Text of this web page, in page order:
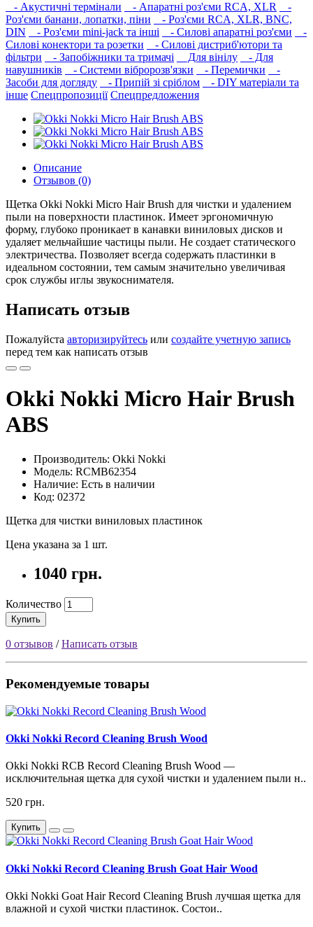
- Акустичні термінали - Апаратні роз'єми RCA, XLR
-
Роз'єми банани, лопатки, піни
- Роз'єми RCA, XLR, BNC,
DIN
- Роз'єми mini-jack та інші - Силові апаратні роз'єми
-
Силові конектори та розетки
- Силові дистриб'ютори та
фільтри
- Запобіжники та тримачі Для вінілу
- Для
навушників‎
- Системи вібророзв'язки - Перемички
-
Засоби для догляду
- Припій зі сріблом
- DIY матеріали та
інше Спецпропозиції Спецпредложения
Описание
Отзывов (0)
Щетка Okki Nokki Micro Hair Brush для чистки и удалением
пыли на поверхности пластинок. Имеет эргономичную
форму, глубоко проникает в канавки виниловых дисков и
удаляет мельчайшие частицы пыли. Не создает статического
электричества. Позволяет всегда содержать пластинки в
идеальном состоянии, тем самым значительно увеличивая
срок службы иглы звукоснимателя.
Написать отзыв
Пожалуйста авторизируйтесь или создайте учетную запись
перед тем как написать отзыв
Okki Nokki Micro Hair Brush
ABS
Производитель: Okki Nokki
Модель: RCMB62354
Наличие: Есть в наличии
Код: 02372
Щетка для чистки виниловых пластинок
Цена указана за 1 шт.
1040 грн.
Количество
Купить
0 отзывов /Написать отзыв
Рекомендуемые товары
Okki Nokki Record Cleaning Brush Wood
Okki Nokki RCB Record Cleaning Brush Wood —
исключительная щетка для сухой чистки и удалением пыли н..
520 грн.
Купить
Okki Nokki Record Cleaning Brush Goat Hair Wood
Okki Nokki Goat Hair Record Cleaning Brush лучшая щетка для
влажной и сухой чистки пластинок. Состои..